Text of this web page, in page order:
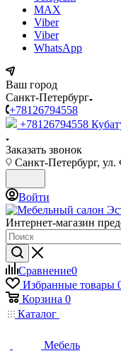
MAX
Viber
Viber
WhatsApp
Ваш город
Санкт-Петербург
+78126794558
+78126794558
Заказать звонок
Санкт-Петербург,
Войти
Интернет-магазин
Сравнение0
Избранные товары
Корзина 0
Каталог
Мебель